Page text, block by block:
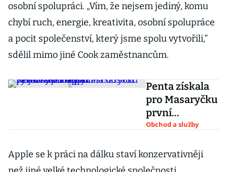
osobní spolupráci. „Vím, že nejsem jediný, komu
chybí ruch, energie, kreativita, osobní spolupráce
a pocit společenství, který jsme spolu vytvořili,“
sdělil mimo jiné Cook zaměstnancům.
Penta získala
pro Masaryčku
první
nájemníky.
ší část obsadí
výrobky od
Obchod a služby
Apple se k práci na dálku staví konzervativněji